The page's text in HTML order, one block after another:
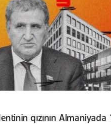
qızının Almaniyada 1